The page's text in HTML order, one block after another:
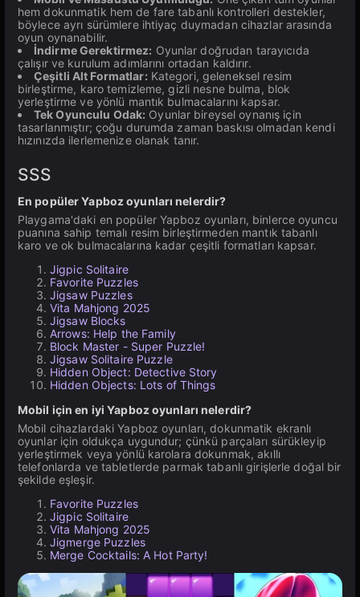
hem dokunmatik hem de fare tabanlı kontrolleri destekler,
böylece ayrı sürümlere ihtiyaç duymadan cihazlar arasında
oyun oynanabilir.
İndirme Gerektirmez: Oyunlar doğrudan tarayıcıda
çalışır ve kurulum adımlarını ortadan kaldırır.
Çeşitli Alt Formatlar: Kategori, geleneksel resim
birleştirme, karo temizleme, gizli nesne bulma, blok
yerleştirme ve yönlü mantık bulmacalarını kapsar.
Tek Oyunculu Odak: Oyunlar bireysel oynanış için
tasarlanmıştır; çoğu durumda zaman baskısı olmadan kendi
hızınızda ilerlemenize olanak tanır.
SSS
En popüler Yapboz oyunları nelerdir?
Playgama'daki en popüler Yapboz oyunları, binlerce oyuncu
puanına sahip temalı resim birleştirmeden mantık tabanlı
karo ve ok bulmacalarına kadar çeşitli formatları kapsar.
Jigpic Solitaire
Favorite Puzzles
Jigsaw Puzzles
Vita Mahjong 2025
Jigsaw Blocks
Arrows: Help the Family
Block Master - Super Puzzle!
Jigsaw Solitaire Puzzle
Hidden Object: Detective Story
Hidden Objects: Lots of Things
Mobil için en iyi Yapboz oyunları nelerdir?
Mobil cihazlardaki Yapboz oyunları, dokunmatik ekranlı
oyunlar için oldukça uygundur; çünkü parçaları sürükleyip
yerleştirmek veya yönlü karolara dokunmak, akıllı
telefonlarda ve tabletlerde parmak tabanlı girişlerle doğal bir
şekilde eşleşir.
Favorite Puzzles
Jigpic Solitaire
Vita Mahjong 2025
Jigmerge Puzzles
Merge Cocktails: A Hot Party!